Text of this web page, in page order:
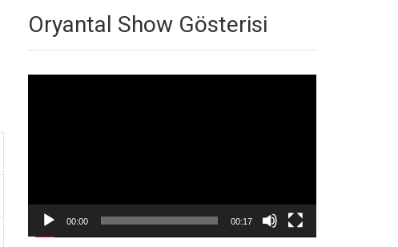
Oryantal Show Gösterisi
00:00 00:17